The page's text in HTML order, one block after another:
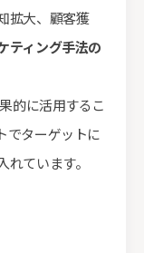
拡大、顧客獲
ティング手法の
的に活用するこ
でターゲットに
ています。